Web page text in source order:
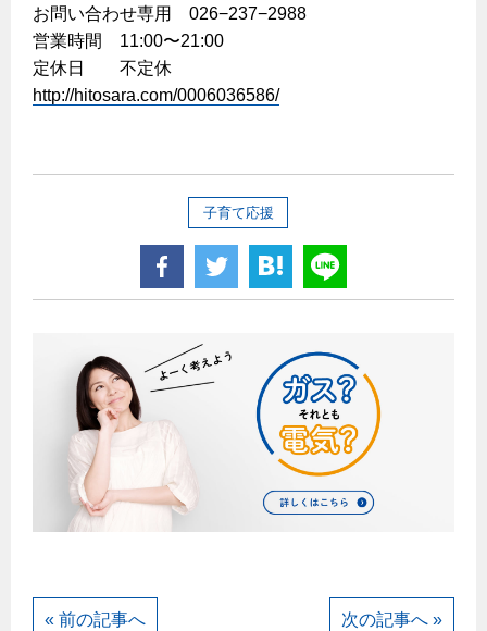
お問い合わせ専用 026−237−2988
営業時間 11:00〜21:00
定休日 不定休
http://hitosara.com/0006036586/
子育て応援
« 前の記事へ 次の記事へ »